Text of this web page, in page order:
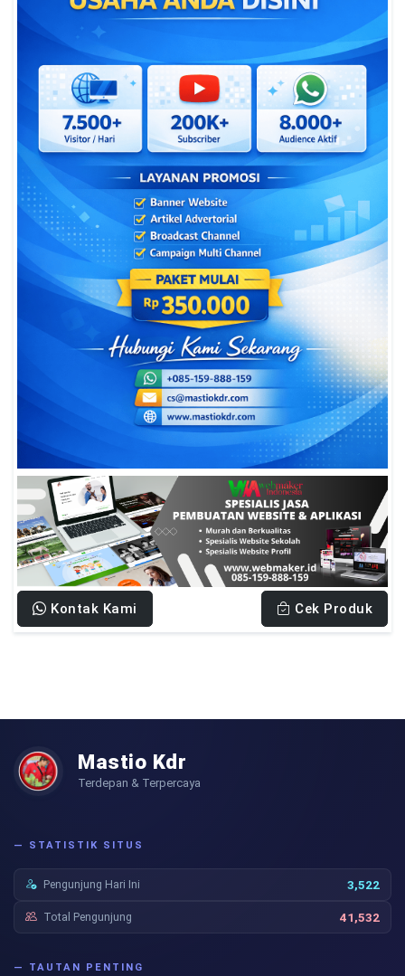
Kontak Kami Cek Produk
Mastio Kdr
Terdepan & Terpercaya
— STATISTIK SITUS
Pengunjung Hari Ini 3,522
Total Pengunjung 41,532
— TAUTAN PENTING